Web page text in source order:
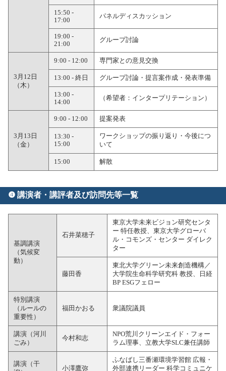
15:50 -
17:00
パネルディスカッション
19:00 -
21:00
グループ討論
3月12日
（木）
9:00 - 12:00 専門家との意見交換
13:00 - 終日 グループ討論・提言案作成・発表準備
13:00 -
14:00
（希望者：インタープリテーション）
3月13日
（金）
9:00 - 12:00 提案発表
13:30 -
15:00
ワークショップの振り返り・今後につ
いて
15:00 解散
❹ 講演者・講評者及び訪問先等一覧
基調講演
（気候変
動）
石井菜穂子
東京大学未来ビジョン研究センタ
ー 特任教授、東京大学グローバ
ル・コモンズ・センター ダイレク
ター
藤田香
東北大学グリーン未来創造機構／
大学院生命科学研究科 教授、日経
BP ESGフェロー
特別講演
（ルールの
重要性）
福田かおる 衆議院議員
講演（河川
ごみ）
今村和志
NPO荒川クリーンエイド・フォー
ラム理事、立教大学SLC兼任講師
講演（干
小澤鷹弥
ふなばし三番瀬環境学習館 広報・
外部連携リーダー 科学コミュニケ